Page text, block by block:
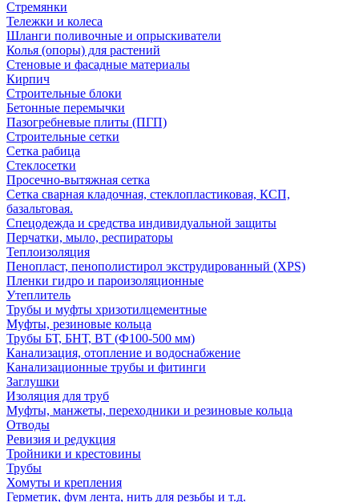
Стремянки
Тележки и колеса
Шланги поливочные и опрыскиватели
Колья (опоры) для растений
Стеновые и фасадные материалы
Кирпич
Строительные блоки
Бетонные перемычки
Пазогребневые плиты (ПГП)
Строительные сетки
Сетка рабица
Стеклосетки
Просечно-вытяжная сетка
Сетка сварная кладочная, стеклопластиковая, КСП,
базальтовая.
Спецодежда и средства индивидуальной защиты
Перчатки, мыло, респираторы
Теплоизоляция
Пенопласт, пенополистирол экструдированный (XPS)
Пленки гидро и пароизоляционные
Утеплитель
Трубы и муфты хризотилцементные
Муфты, резиновые кольца
Трубы БТ, БНТ, ВТ (Ф100-500 мм)
Канализация, отопление и водоснабжение
Канализационные трубы и фитинги
Заглушки
Изоляция для труб
Муфты, манжеты, переходники и резиновые кольца
Отводы
Ревизия и редукция
Тройники и крестовины
Трубы
Хомуты и крепления
Герметик, фум лента, нить для резьбы и т.д.